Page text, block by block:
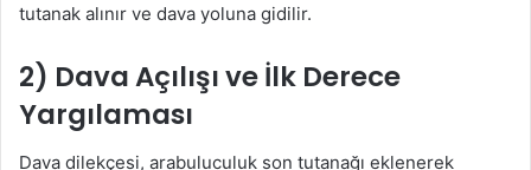
tutanak alınır ve dava yoluna gidilir.
2) Dava Açılışı ve İlk Derece
Yargılaması
Dava dilekçesi, arabuluculuk son tutanağı eklenerek